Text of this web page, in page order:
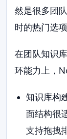
然是很多团
时的热门选项
在团队知识
环能力上，
知识库构
面结构很
支持拖拽